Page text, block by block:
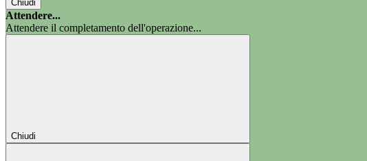
Chiudi
Attendere...
Attendere il completamento dell'operazione...
Chiudi